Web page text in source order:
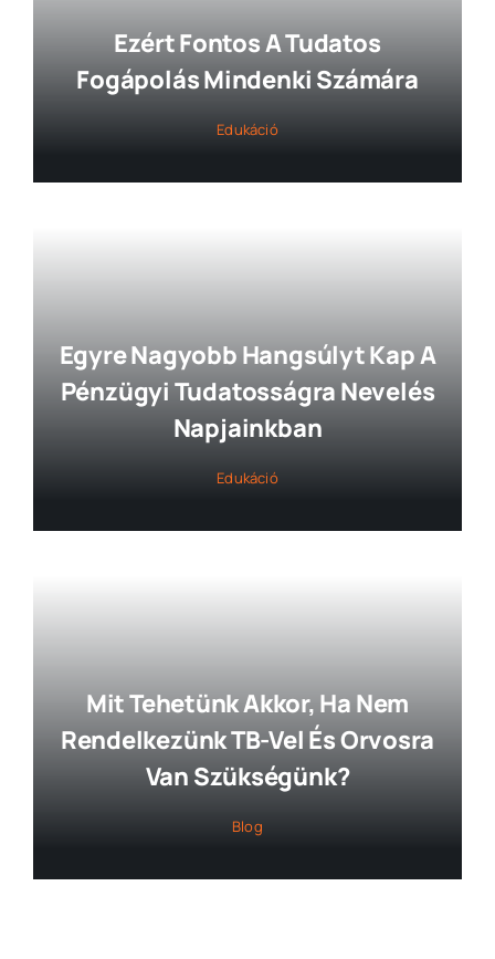
Ezért Fontos A Tudatos
Fogápolás Mindenki Számára
Edukáció
Egyre Nagyobb Hangsúlyt Kap A
Pénzügyi Tudatosságra Nevelés
Napjainkban
Edukáció
Mit Tehetünk Akkor, Ha Nem
Rendelkezünk TB-Vel És Orvosra
Van Szükségünk?
Blog